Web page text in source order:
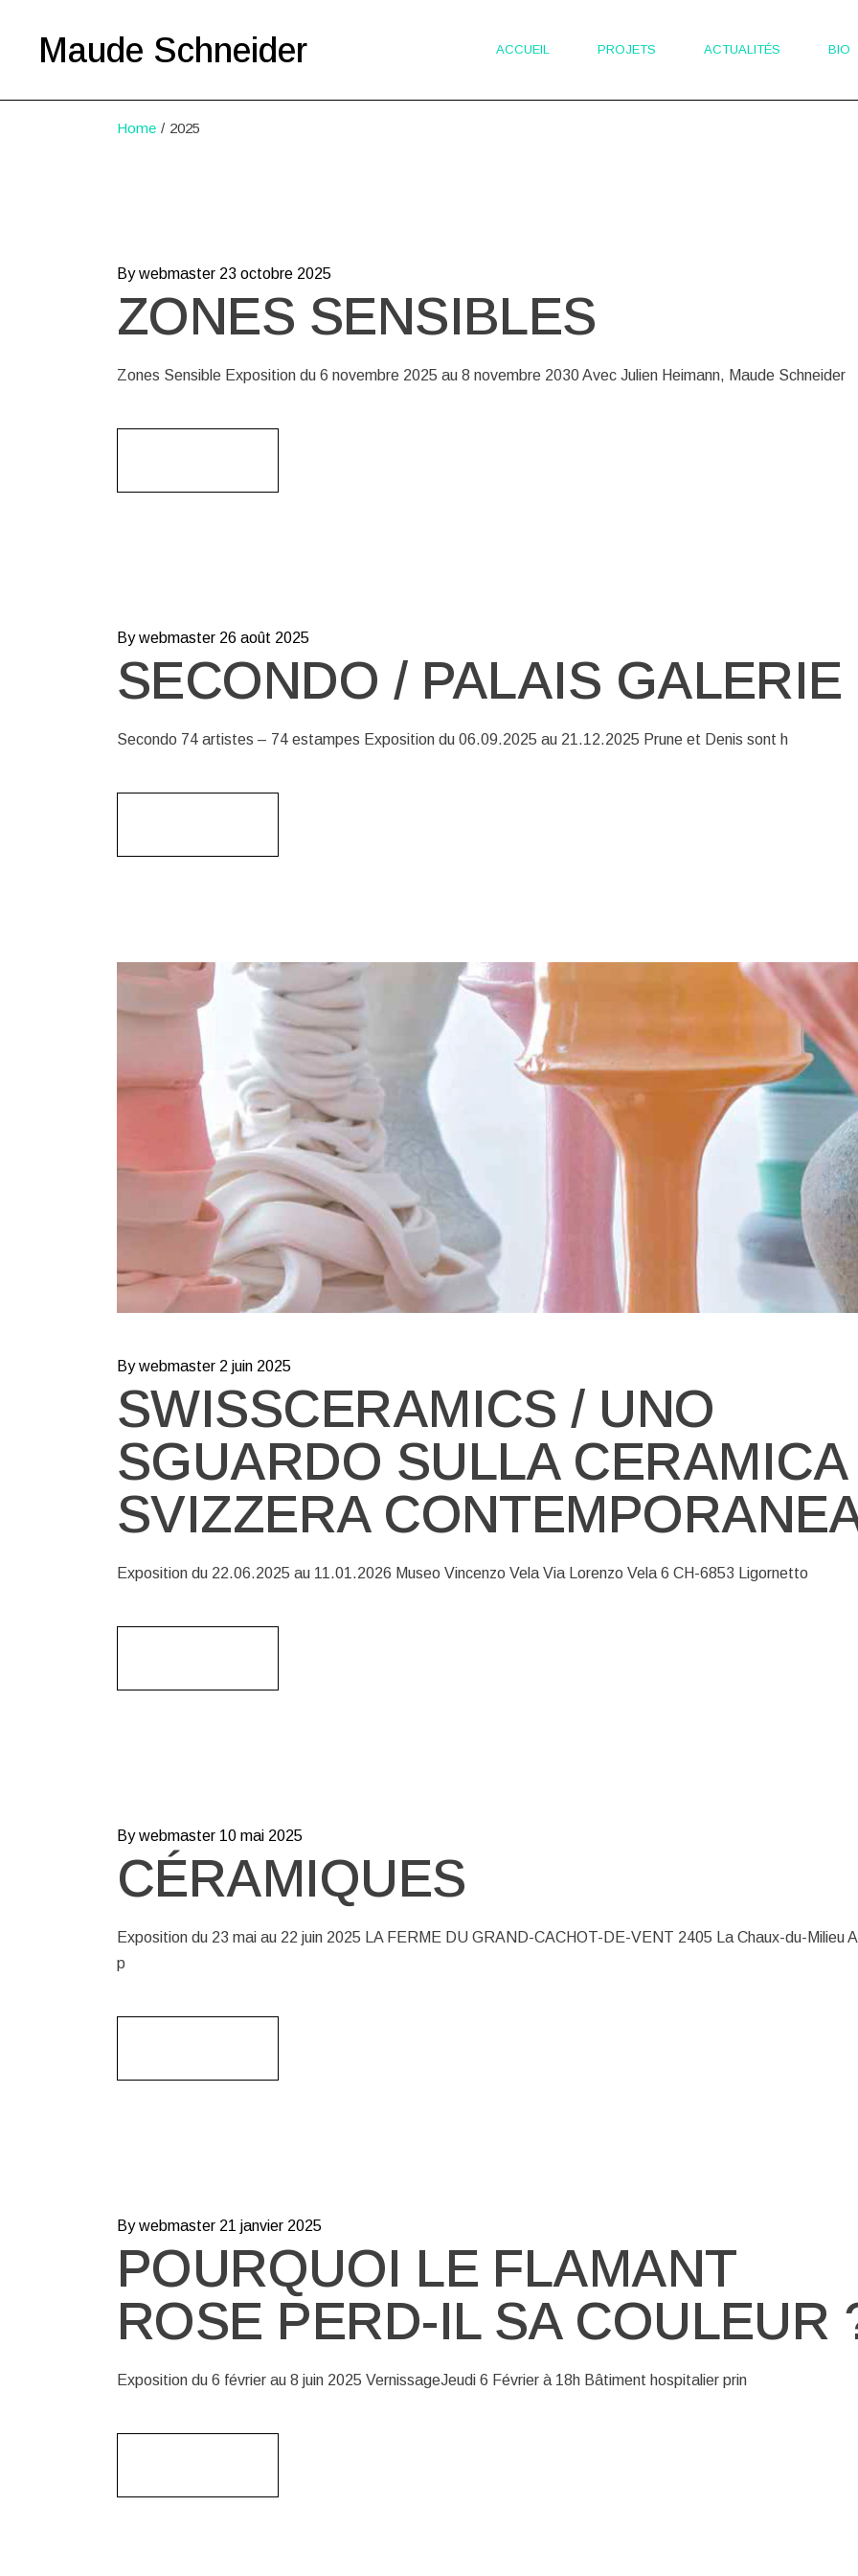
contentMaude Schneider ACCUEIL PROJETS ACTUALITÉS BIO
Home 2025
By webmaster 23 octobre 2025
ZONES SENSIBLES
Zones Sensible Exposition du 6 novembre 2025 au 8 novembre 2030 Avec Julien Heimann, Maude Schneider
By webmaster 26 août 2025
SECONDO / PALAIS GALERIE
Secondo 74 artistes – 74 estampes Exposition du 06.09.2025 au 21.12.2025 Prune et Denis sont h
By webmaster 2 juin 2025
SWISSCERAMICS / UNO
SGUARDO SULLA CERAMICA
SVIZZERA
Exposition du 22.06.2025 au 11.01.2026 Museo Vincenzo Vela Via Lorenzo Vela 6 CH-6853 Ligornetto
By webmaster 10 mai 2025
CÉRAMIQUES
Exposition du 23 mai au 22 juin 2025 LA FERME DU GRAND-CACHOT-DE-VENT 2405 La Chaux-du-Milieu
p
By webmaster 21 janvier 2025
POURQUOI LE FLAMANT
ROSE PERD-IL SA COULEUR
Exposition du 6 février au 8 juin 2025 VernissageJeudi 6 Février à 18h Bâtiment hospitalier prin